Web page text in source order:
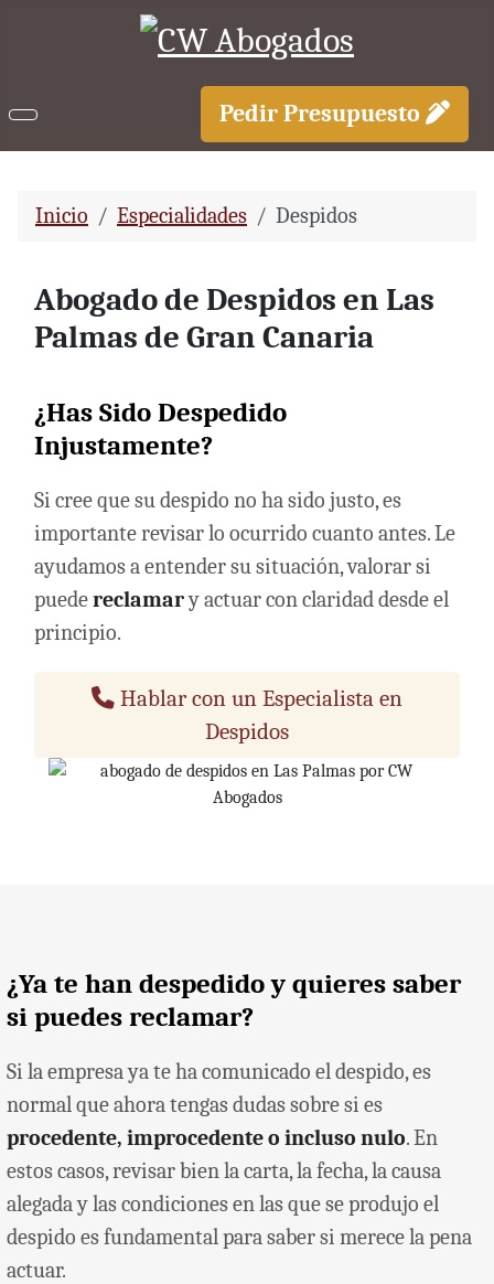
Pedir Presupuesto
Inicio Especialidades Despidos
Abogado de Despidos en Las
Palmas de Gran Canaria
¿Has Sido Despedido
Injustamente?
Si cree que su despido no ha sido justo, es
importante revisar lo ocurrido cuanto antes. Le
ayudamos a entender su situación, valorar si
puedereclamary actuar con claridad desde el
principio.
Hablar con un Especialista
en Despidos
¿Ya te han despedido y quieres saber
si puedes reclamar?
Si la empresa ya te ha comunicado el despido, es
normal que ahora tengas dudas sobre si es
procedente, improcedente o incluso nulo
estos casos, revisar bien la carta, la fecha, la causa
alegada y las condiciones en las que se produjo el
despido es fundamental para saber si merece la pena